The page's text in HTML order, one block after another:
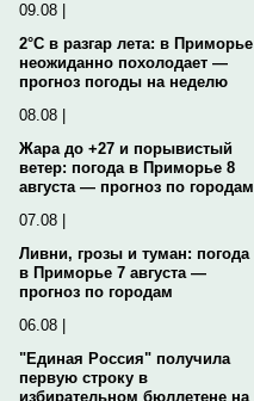
09.08 |
2°C в разгар лета: в Приморье
неожиданно похолодает —
прогноз погоды на неделю
08.08 |
Жара до +27 и порывистый
ветер: погода в Приморье 8
августа — прогноз по городам
07.08 |
Ливни, грозы и туман: погода
в Приморье 7 августа —
прогноз по городам
06.08 |
"Единая Россия" получила
первую строку в
избирательном бюллетене на